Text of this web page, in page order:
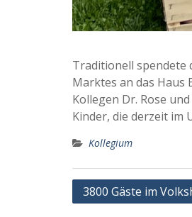
Traditionell spendete
Marktes an das Haus
Kollegen Dr. Rose
Kinder, die derzeit im
Kollegium
3800 Gäste im